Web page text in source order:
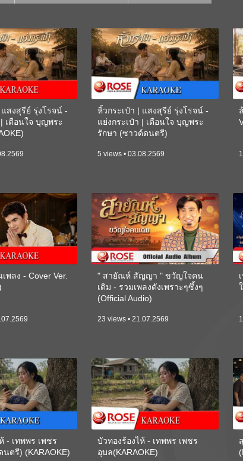
สงสุรีย์ รุ่งโรจน์ -
| เตือนใจ บุญพระ
หิ้วกระเป๋า | แสงสุรีย์ รุ่งโรจน์ -
แย่งกระเป๋า | เตือนใจ บุญพระ
รักษา (ซาวด์ดนตรี)
5 views • 03.08.2569
ลง - Cover Ver.
" สายัณห์ สัญญา " ขวัญใจคน
เดิม - รวมเพลงดังเพราะๆซึ้งๆ
(Official Audio)
23 views • 21.07.2569
- เทพพร เพชร
ตรี) (KARAOKE)
บัวทองร้องไห้ - เทพพร เพชร
อุบล(KARAOKE)